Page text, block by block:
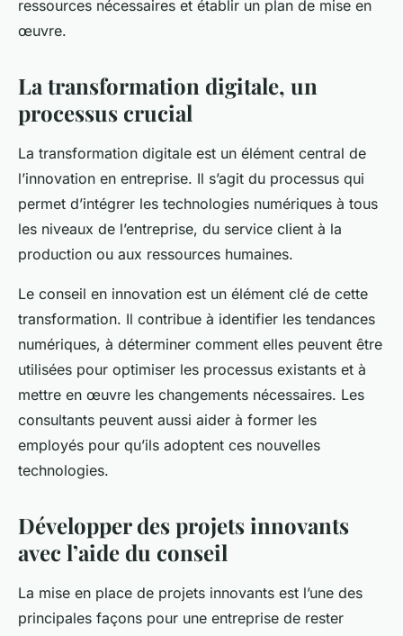
ressources nécessaires et établir un plan de mise en
œuvre.
La transformation digitale, un
processus crucial
La transformation digitale est un élément central de
l’innovation en entreprise. Il s’agit du processus qui
permet d’intégrer les technologies numériques à tous
les niveaux de l’entreprise, du service client à la
production ou aux ressources humaines.
Le conseil en innovation est un élément clé de cette
transformation. Il contribue à identifier les tendances
numériques, à déterminer comment elles peuvent être
utilisées pour optimiser les processus existants et à
mettre en œuvre les changements nécessaires. Les
consultants peuvent aussi aider à former les
employés pour qu’ils adoptent ces nouvelles
technologies.
Développer des projets innovants
avec l’aide du conseil
La mise en place de projets innovants est l’une des
principales façons pour une entreprise de rester